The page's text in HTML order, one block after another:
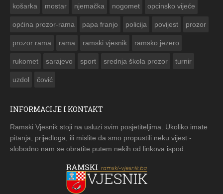
košarka mostar njemačka nogomet opcinsko vijeće
općina prozor-rama papa franjo policija povijest prozor
prozor rama rama ramski vjesnik ramsko jezero
rukomet sarajevo sport srednja škola prozor turnir
uzdol čović
INFORMACIJE I KONTAKT
Ramski Vjesnik stoji na usluzi svim posjetiteljima. Ukoliko imate
pitanja, prijedloga, ili mislite da smo propustili neku vijest -
slobodno nam se obratite putem nekih od linkova ispod.